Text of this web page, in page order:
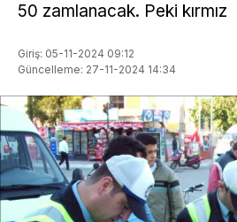
50 zamlanacak. Peki kırmız
Giriş: 05-11-2024 09:12
Güncelleme: 27-11-2024 14:34